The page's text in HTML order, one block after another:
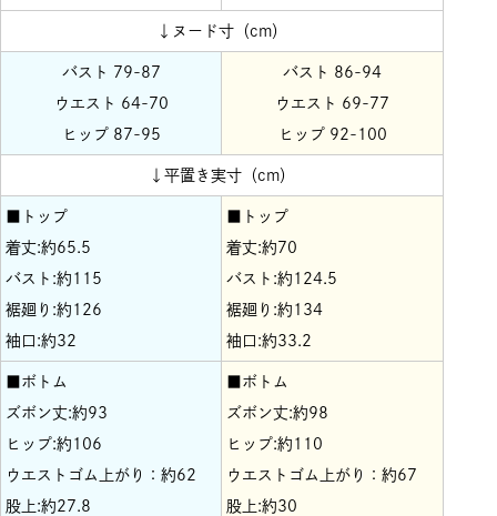
↓ヌード寸（cm）
バスト 79-87
ウエスト 64-70
ヒップ 87-95
バスト 86-94
ウエスト 69-77
ヒップ 92-100
↓平置き実寸（cm）
■トップ
着丈:約65.5
バスト:約115
裾廻り:約126
袖口:約32
■トップ
着丈:約70
バスト:約124.5
裾廻り:約134
袖口:約33.2
■ボトム
ズボン丈:約93
ヒップ:約106
ウエストゴム上がり：約62
股上:約27.8
■ボトム
ズボン丈:約98
ヒップ:約110
ウエストゴム上がり：約67
股上:約30